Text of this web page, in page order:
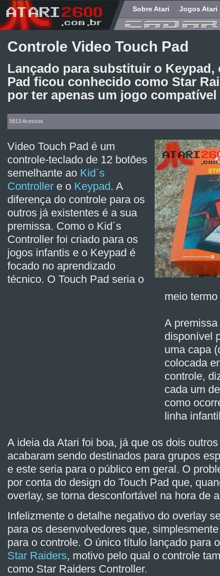
Sobre Atari Jogos Atari
Controle Video Touch Pad
Lançado para substituir o Keypad,
Pad ficou conhecido como Star
por ter apenas um jogo compatível
5813 Acessos
Video Touch Pad é um
controle-teclado de 12 botões
semelhante ao Kid´s
Controller e o Keypad . A
diferença do controle para os
outros já existentes é a sua
premissa. Como o Kid´s
Controller foi criado para os
jogos infantis e o Keypad é
focado no aprendizado
técnico. O Touch Pad seria o
meio
A
disponível
uma capa
colocada
controle,
cada um
como
linha
A ideia da Atari foi boa, já que os dois
acabaram sendo destinados para grupos
e este seria para o público em geral. O
por conta do design do Touch Pad que,
overlay, se torna desconfortável na hora de
Infelizmente o detalhe negativo do overlay
para os desenvolvedores que,
para o controle. O único título lançado para
Star Raiders, motivo pelo qual o controle
como Star Raiders Controller.